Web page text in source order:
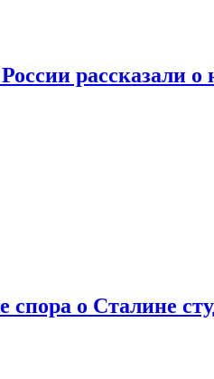
рассказали
о Сталине